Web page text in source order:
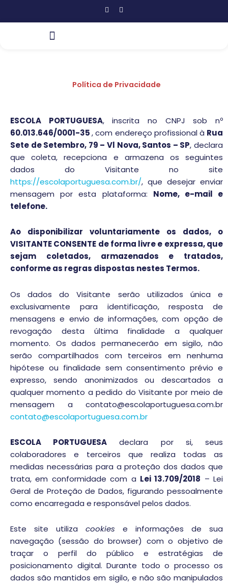
I
n
s
F
a
c
Política de Privacidade
ESCOLA PORTUGUESA, inscrita no CNPJ sob nº
60.013.646/0001-35, com endereço profissional à Rua
Sete de Setembro, 79 – Vl Nova, Santos – SP, declara
que coleta, recepciona e armazena os seguintes
dados do Visitante no site
https://escolaportuguesa.com.br/, que desejar enviar
mensagem por esta plataforma: Nome, e-mail e
telefone.
Ao disponibilizar voluntariamente os dados, o
VISITANTE CONSENTE de forma livre e expressa, que
sejam coletados, armazenados e tratados,
conforme as regras dispostas nestes Termos.
Os dados do Visitante serão utilizados única e
exclusivamente para identificação, resposta de
mensagens e envio de informações, com opção de
revogação desta última finalidade a qualquer
momento. Os dados permanecerão em sigilo, não
serão compartilhados com terceiros em nenhuma
hipótese ou finalidade sem consentimento prévio e
expresso, sendo anonimizados ou descartados a
qualquer momento a pedido do Visitante por meio de
mensagem a contato@escolaportuguesa.com.br
contato@escolaportuguesa.com.br
ESCOLA PORTUGUESA declara por si, seus
colaboradores e terceiros que realiza todas as
medidas necessárias para a proteção dos dados que
trata, em conformidade com a Lei 13.709/2018 – Lei
Geral de Proteção de Dados, figurando pessoalmente
como encarregada e responsável pelos dados.
Este site utiliza cookies e informações de sua
navegação (sessão do browser) com o objetivo de
traçar o perfil do público e estratégias de
posicionamento digital. Durante todo o processo os
dados são mantidos em sigilo, e não são manipulados